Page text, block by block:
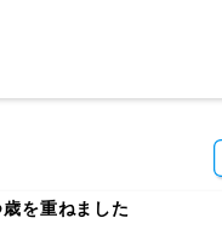
歳を重ねました